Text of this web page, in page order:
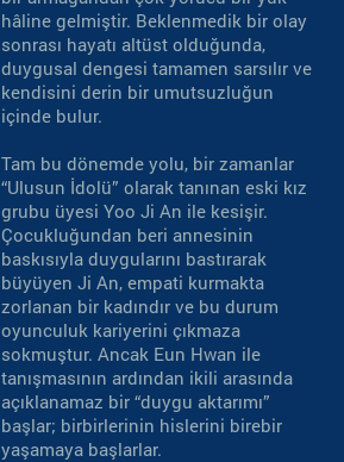
hâline gelmiştir. Beklenmedik bir olay
sonrası hayatı altüst olduğunda,
duygusal dengesi tamamen sarsılır ve
kendisini derin bir umutsuzluğun
içinde bulur.
Tam bu dönemde yolu, bir zamanlar
“Ulusun İdolü” olarak tanınan eski kız
grubu üyesi Yoo Ji An ile kesişir.
Çocukluğundan beri annesinin
baskısıyla duygularını bastırarak
büyüyen Ji An, empati kurmakta
zorlanan bir kadındır ve bu durum
oyunculuk kariyerini çıkmaza
sokmuştur. Ancak Eun Hwan ile
tanışmasının ardından ikili arasında
açıklanamaz bir “duygu aktarımı”
başlar; birbirlerinin hislerini birebir
yaşamaya başlarlar.